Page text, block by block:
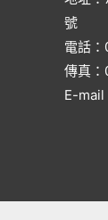
號
電話
傳真
E-